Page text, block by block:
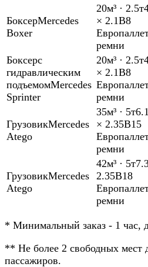
БоксерMercedes
Boxer
20м³ · 2.5т
× 2.1В8
ремни
Боксерс
гидравлическим
подъемомMercedes
Sprinter
20м³ · 2.5т
× 2.1В8
ремни
ГрузовикMercedes
Atego
35м³ · 5т
× 2.35В15
ремни
ГрузовикMercedes
Atego
42м³ · 5т
2.35В18
ремни
* Минимальный заказ - 1 час,
** Не более 2 свободных мест
пассажиров.